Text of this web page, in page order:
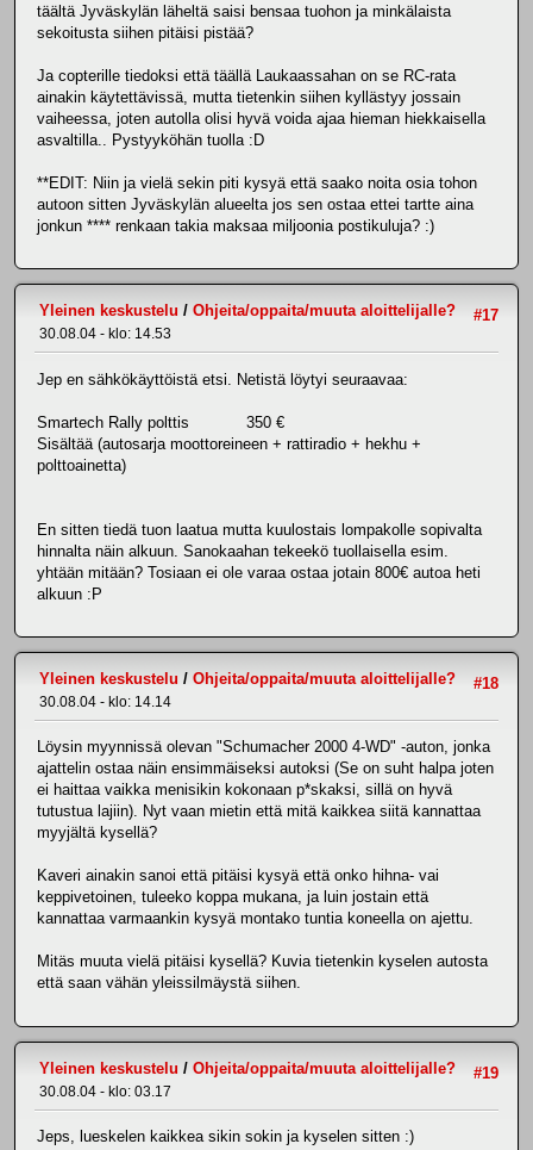
täältä Jyväskylän läheltä saisi bensaa tuohon ja minkälaista
sekoitusta siihen pitäisi pistää?
Ja copterille tiedoksi että täällä Laukaassahan on se RC-rata
ainakin käytettävissä, mutta tietenkin siihen kyllästyy jossain
vaiheessa, joten autolla olisi hyvä voida ajaa hieman hiekkaisella
asvaltilla.. Pystyyköhän tuolla :D
**EDIT: Niin ja vielä sekin piti kysyä että saako noita osia tohon
autoon sitten Jyväskylän alueelta jos sen ostaa ettei tartte aina
jonkun **** renkaan takia maksaa miljoonia postikuluja? :)
#17
Yleinen keskustelu / Ohjeita/oppaita/muuta aloittelijalle?
30.08.04 - klo: 14.53
Jep en sähkökäyttöistä etsi. Netistä löytyi seuraavaa:
Smartech Rally polttis 350 €
Sisältää (autosarja moottoreineen + rattiradio + hekhu +
polttoainetta)
En sitten tiedä tuon laatua mutta kuulostais lompakolle sopivalta
hinnalta näin alkuun. Sanokaahan tekeekö tuollaisella esim.
yhtään mitään? Tosiaan ei ole varaa ostaa jotain 800€ autoa heti
alkuun :P
#18
Yleinen keskustelu / Ohjeita/oppaita/muuta aloittelijalle?
30.08.04 - klo: 14.14
Löysin myynnissä olevan "Schumacher 2000 4-WD" -auton, jonka
ajattelin ostaa näin ensimmäiseksi autoksi (Se on suht halpa joten
ei haittaa vaikka menisikin kokonaan p*skaksi, sillä on hyvä
tutustua lajiin). Nyt vaan mietin että mitä kaikkea siitä kannattaa
myyjältä kysellä?
Kaveri ainakin sanoi että pitäisi kysyä että onko hihna- vai
keppivetoinen, tuleeko koppa mukana, ja luin jostain että
kannattaa varmaankin kysyä montako tuntia koneella on ajettu.
Mitäs muuta vielä pitäisi kysellä? Kuvia tietenkin kyselen autosta
että saan vähän yleissilmäystä siihen.
#19
Yleinen keskustelu / Ohjeita/oppaita/muuta aloittelijalle?
30.08.04 - klo: 03.17
Jeps, lueskelen kaikkea sikin sokin ja kyselen sitten :)